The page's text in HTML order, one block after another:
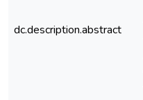
dc.description.abstract